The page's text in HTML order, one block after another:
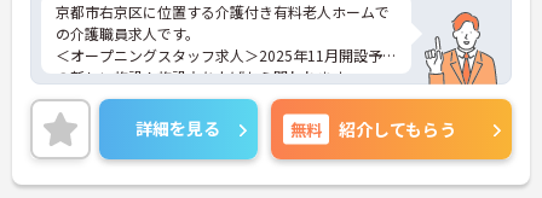
京都市右京区に位置する介護付き有料老人ホームで
の介護職員求人です。
＜オープニングスタッフ求人＞2025年11月開設予定
の新しい施設！施設立ち上げから関われます。
＜教育・研修体制も◎＞入職後も安心のサポート体
制が整えられています。
＜週2～5日勤務＞生活に合わせた働き方ができま
す。
ご興味のある方には、面接対策ポイント等、さらに
詳細を見る 無料 紹介してもらう